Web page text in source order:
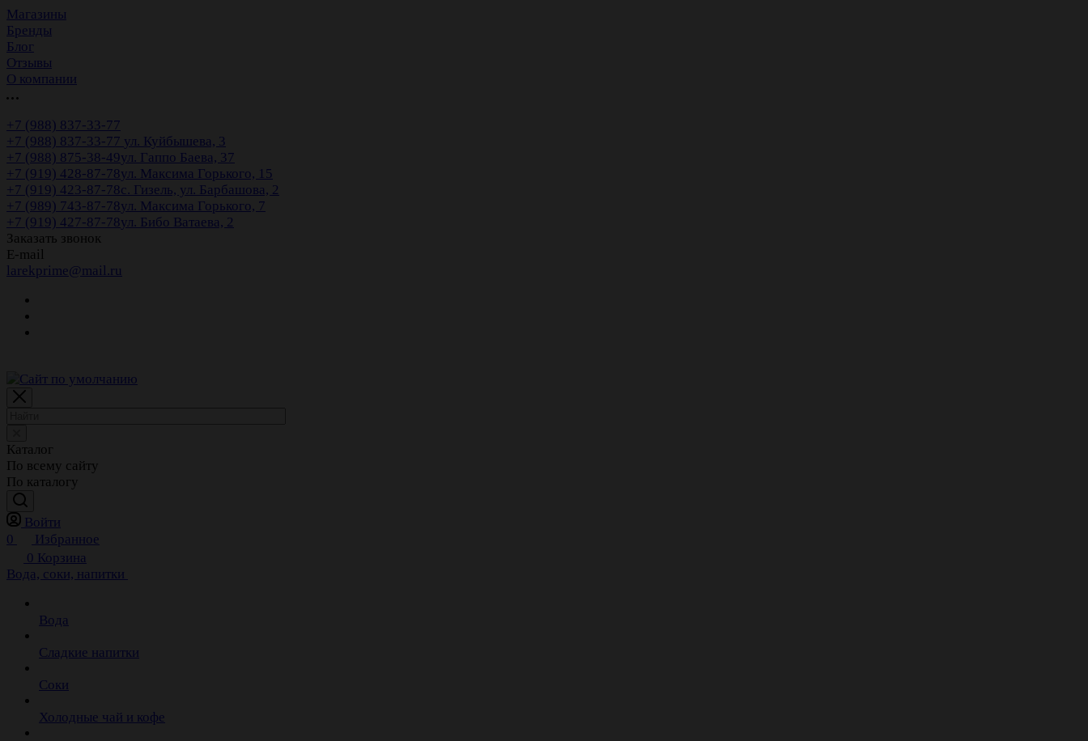
Магазины
Бренды
Блог
Отзывы
О компании
+7 (988) 837-33-77
+7 (988) 837-33-77 ул. Куйбышева, 3
+7 (988) 875-38-49ул. Гаппо Баева, 37
+7 (919) 428-87-78ул. Максима Горького, 15
+7 (919) 423-87-78с. Гизель, ул. Барбашова, 2
+7 (989) 743-87-78ул. Максима Горького, 7
+7 (919) 427-87-78ул. Бибо Ватаева, 2
Заказать звонок
E-mail
larekprime@mail.ru
Каталог
По всему сайту
По каталогу
Войти
0
Избранное
0 Корзина
Вода, соки, напитки
Вода
Сладкие напитки
Соки
Холодные чай и кофе